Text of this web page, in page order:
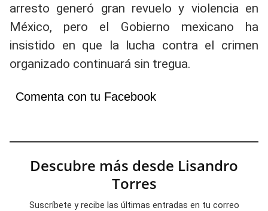
arresto generó gran revuelo y violencia en
México, pero el Gobierno mexicano ha
insistido en que la lucha contra el crimen
organizado continuará sin tregua.
Comenta con tu Facebook
Descubre más desde Lisandro
Torres
Suscríbete y recibe las últimas entradas en tu correo